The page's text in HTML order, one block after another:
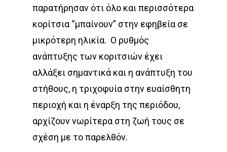
παρατήρησαν ότι όλο και περισσότερα
κορίτσια “μπαίνουν” στην εφηβεία σε
μικρότερη ηλικία. Ο ρυθμός
ανάπτυξης των κοριτσιών έχει
αλλάξει σημαντικά και η ανάπτυξη του
στήθους, η τριχοφυία στην ευαίσθητη
περιοχή και η έναρξη της περιόδου,
αρχίζουν νωρίτερα στη ζωή τους σε
σχέση με το παρελθόν.